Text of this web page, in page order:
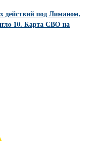
действий под Лиманом,
10. Карта СВО на